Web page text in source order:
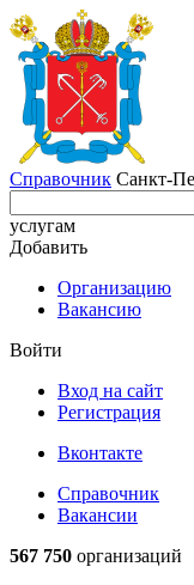
Справочник Санкт-
услугам
Добавить
Организацию
Вакансию
Войти
Вход на сайт
Регистрация
Вконтакте
Справочник
Вакансии
567 750 организаций